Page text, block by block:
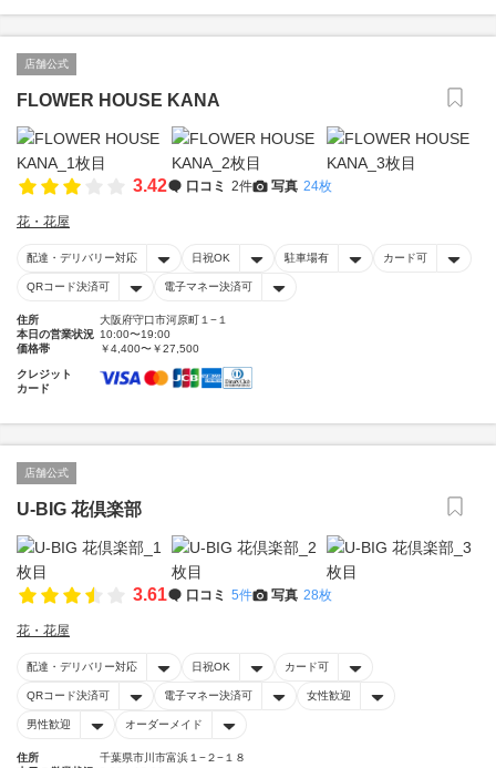
店舗公式
FLOWER HOUSE KANA
3.42 口コミ 2件 写真 24枚
花・花屋
配達・デリバリー対応 日祝OK 駐車場有 カード可
QRコード決済可 電子マネー決済可
住所
大阪府守口市河原町１−１
本日の営業状況 10:00〜19:00
価格帯
￥4,400〜￥27,500
クレジット
カード
店舗公式
U-BIG 花倶楽部
3.61 口コミ 5件 写真 28枚
花・花屋
配達・デリバリー対応 日祝OK カード可
QRコード決済可 電子マネー決済可 女性歓迎
男性歓迎 オーダーメイド
住所
千葉県市川市富浜１−２−１８